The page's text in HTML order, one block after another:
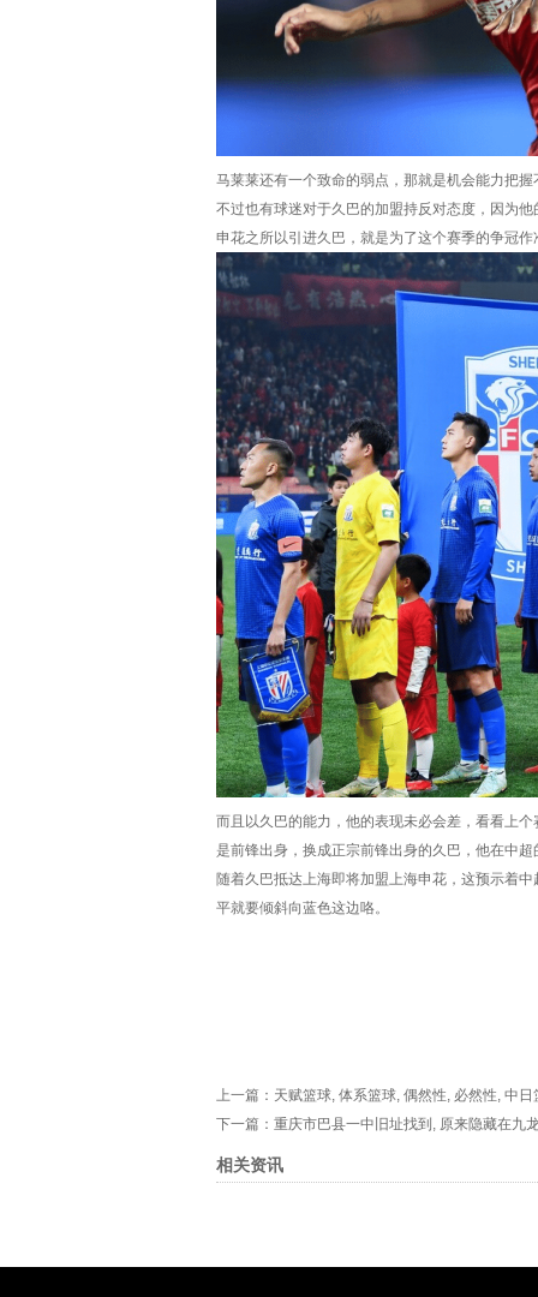
马莱莱还有一个致命的弱点，那就是机会能力把
不过也有球迷对于久巴的加盟持反对态度，因为
申花之所以引进久巴，就是为了这个赛季的争冠
而且以久巴的能力，他的表现未必会差，看看上
是前锋出身，换成正宗前锋出身的久巴，他在中
随着久巴抵达上海即将加盟上海申花，这预示着
平就要倾斜向蓝色这边咯。
上一篇： 天赋篮球, 体系篮球, 偶然性, 必然性, 中
下一篇： 重庆市巴县一中旧址找到, 原来隐藏在九
相关资讯